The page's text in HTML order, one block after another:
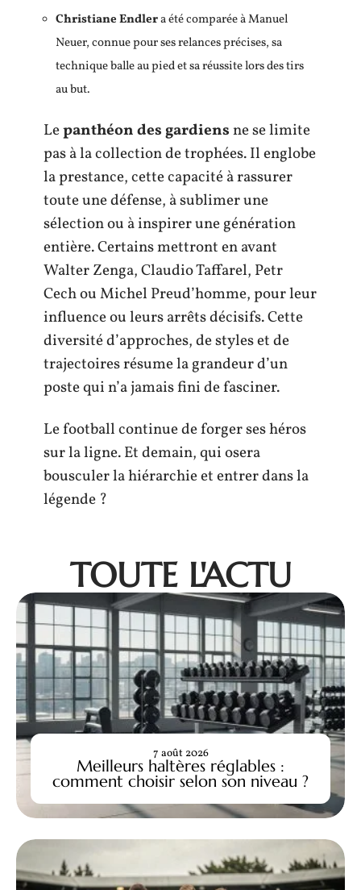
Christiane Endlera été comparée à Manuel
Neuer, connue pour ses relances précises, sa
technique balle au pied et sa réussite lors des tirs
au but.
Lepanthéon des gardiensne se limite
pas à la collection de trophées. Il englobe
la prestance, cette capacité à rassurer
toute une défense, à sublimer une
sélection ou à inspirer une génération
entière. Certains mettront en avant
Walter Zenga, Claudio Taffarel, Petr
Cech ou Michel Preud’homme, pour leur
influence ou leurs arrêts décisifs. Cette
diversité d’approches, de styles et de
trajectoires résume la grandeur d’un
poste qui n’a jamais fini de fasciner.
Le football continue de forger ses héros
sur la ligne. Et demain, qui osera
bousculer la hiérarchie et entrer dans la
légende ?
TOUTE L'ACTU
Meilleurs haltères réglables :
comment choisir selon son niveau ?
7 août 2026